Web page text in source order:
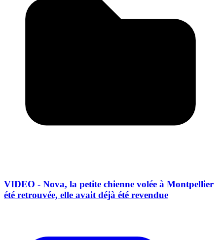
VIDEO - Nova, la petite chienne volée à Montpellier
été retrouvée, elle avait déjà été revendue